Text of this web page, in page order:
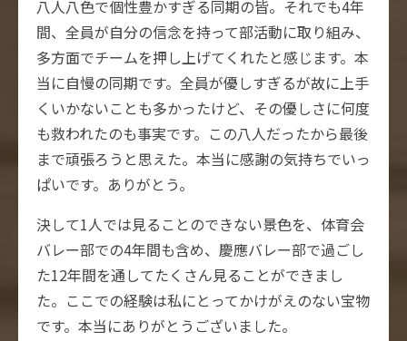
八人八色で個性豊かすぎる同期の皆。それでも4年
間、全員が自分の信念を持って部活動に取り組み、
多方面でチームを押し上げてくれたと感じます。本
当に自慢の同期です。全員が優しすぎるが故に上手
くいかないことも多かったけど、その優しさに何度
も救われたのも事実です。この八人だったから最後
まで頑張ろうと思えた。本当に感謝の気持ちでいっ
ぱいです。ありがとう。
決して1人では見ることのできない景色を、体育会
バレー部での4年間も含め、慶應バレー部で過ごし
た12年間を通してたくさん見ることができまし
た。ここでの経験は私にとってかけがえのない宝物
です。本当にありがとうございました。